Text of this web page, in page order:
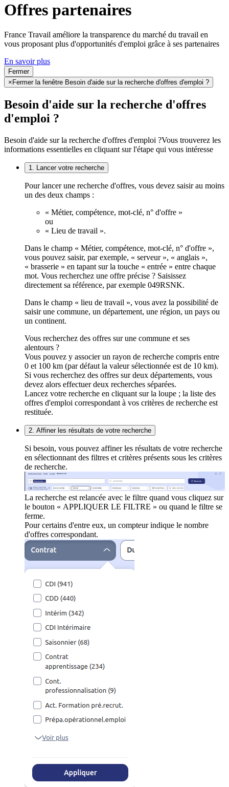
Offres partenaires
France Travail améliore la transparence du marché du travail en
vous proposant plus d'opportunités d'emploi grâce à ses partenaires
En savoir plus
Fermer
× Fermer la fenêtre Besoin d'aide sur la recherche d'offres d'emploi ?
Besoin d'aide sur la recherche d'offres
d'emploi ?
Besoin d'aide sur la recherche d'offres d'emploi ?Vous trouverez les
informations essentielles en cliquant sur l'étape qui vous intéresse
1. Lancer votre recherche
Pour lancer une recherche d'offres, vous devez saisir au moins
un des deux champs :
« Métier, compétence, mot-clé, n° d'offre »
ou
« Lieu de travail ».
Dans le champ « Métier, compétence, mot-clé, n° d'offre »,
vous pouvez saisir, par exemple, « serveur », « anglais »,
« brasserie » en tapant sur la touche « entrée » entre chaque
mot. Vous recherchez une offre précise ? Saisissez
directement sa référence, par exemple 049RSNK.
Dans le champ « lieu de travail », vous avez la possibilité de
saisir une commune, un département, une région, un pays ou
un continent.
Vous recherchez des offres sur une commune et ses
alentours ?
Vous pouvez y associer un rayon de recherche compris entre
0 et 100 km (par défaut la valeur sélectionnée est de 10 km).
Si vous recherchez des offres sur deux départements, vous
devez alors effectuer deux recherches séparées.
Lancez votre recherche en cliquant sur la loupe ; la liste des
offres d'emploi correspondant à vos critères de recherche est
restituée.
2. Affiner les résultats de votre recherche
Si besoin, vous pouvez affiner les résultats de votre recherche
en sélectionnant des filtres et critères présents sous les critères
de recherche.
La recherche est relancée avec le filtre quand vous cliquez sur
le bouton « APPLIQUER LE FILTRE » ou quand le filtre se
ferme.
Pour certains d'entre eux, un compteur indique le nombre
d'offres correspondant.